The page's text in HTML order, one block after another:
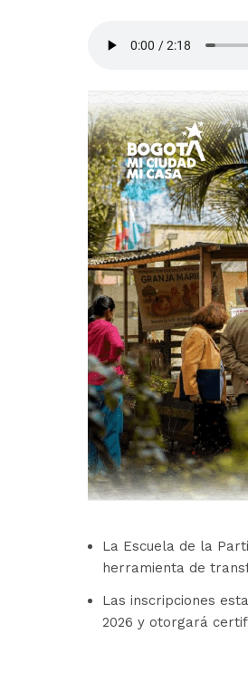
La Escuela de la
herramienta de
Las inscripciones
2026 y otorgará